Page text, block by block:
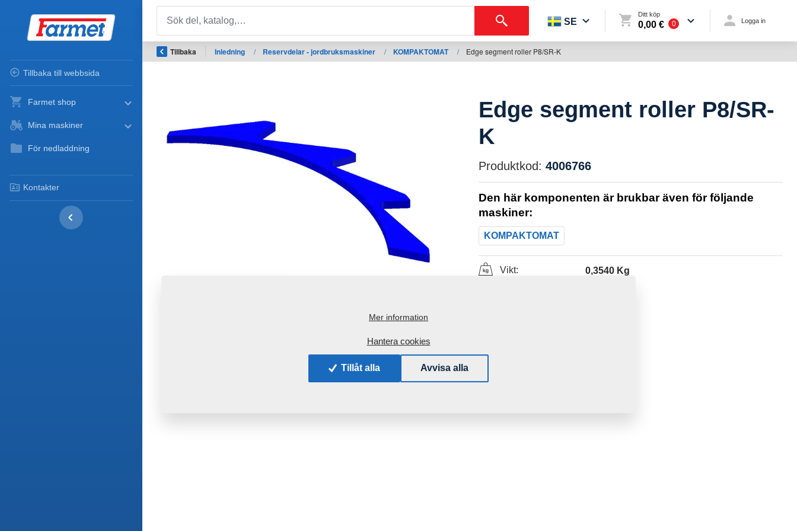
Tillbaka till webbsida
Farmet shop
Mina maskiner
För nedladdning
Kontakter
SE
Ditt köp
0,00 € 0 Logga in
Tillbaka Inledning / Reservdelar - jordbruksmaskiner / KOMPAKTOMAT / Edge segment roller P8/SR-K
Edge segment roller P8/SR-
K
Produktkod: 4006766
Den här komponenten är brukbar även för följande
maskiner:
KOMPAKTOMAT
Vikt: 0,3540 Kg
Mer information
Hantera cookies
Tillåt alla Avvisa alla